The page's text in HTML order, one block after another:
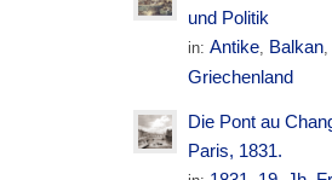
und Politik
in:Antike, Balkan
Griechenland
Die Pont au
Paris, 1831.